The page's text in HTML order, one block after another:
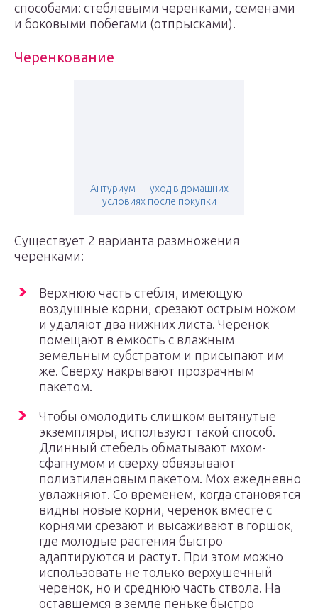
способами: стеблевыми черенками, семенами
и боковыми побегами (отпрысками).
Черенкование
Антуриум — уход в домашних
условиях после покупки
Существует 2 варианта размножения
черенками:
Верхнюю часть стебля, имеющую
воздушные корни, срезают острым ножом
и удаляют два нижних листа. Черенок
помещают в емкость с влажным
земельным субстратом и присыпают им
же. Сверху накрывают прозрачным
пакетом.
Чтобы омолодить слишком вытянутые
экземпляры, используют такой способ.
Длинный стебель обматывают мхом-
сфагнумом и сверху обвязывают
полиэтиленовым пакетом. Мох ежедневно
увлажняют. Со временем, когда становятся
видны новые корни, черенок вместе с
корнями срезают и высаживают в горшок,
где молодые растения быстро
адаптируются и растут. При этом можно
использовать не только верхушечный
черенок, но и среднюю часть ствола. На
оставшемся в земле пеньке быстро